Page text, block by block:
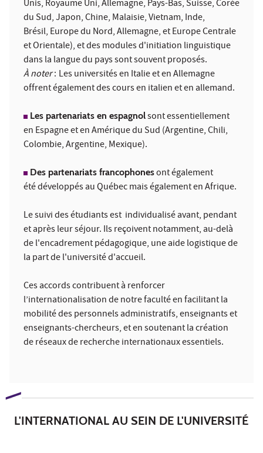
Unis, Royaume Uni, Allemagne, Pays-Bas, Suisse, Corée
du Sud, Japon, Chine, Malaisie, Vietnam, Inde,
Brésil, Europe du Nord, Allemagne, et Europe Centrale
et Orientale), et des modules d'initiation linguistique
dans la langue du pays sont souvent proposés.
À noter: Les universités en Italie et en Allemagne
offrent également des cours en italien et en allemand.
Les partenariats en espagnolsont essentiellement
en Espagne et en Amérique du Sud (Argentine, Chili,
Colombie, Argentine, Mexique).
Des partenariats francophonesont également
été développés au Québec mais également en Afrique.
Le suivi des étudiants est individualisé avant, pendant
et après leur séjour. Ils reçoivent notamment, au-delà
de l'encadrement pédagogique, une aide logistique de
la part de l'université d'accueil.
Ces accords contribuent à renforcer
l’internationalisation de notre faculté en facilitant la
mobilité des personnels administratifs, enseignants et
enseignants-chercheurs, et en soutenant la création
de réseaux de recherche internationaux essentiels.
L'INTERNATIONAL AU SEIN DE L'UNIVERSITÉ